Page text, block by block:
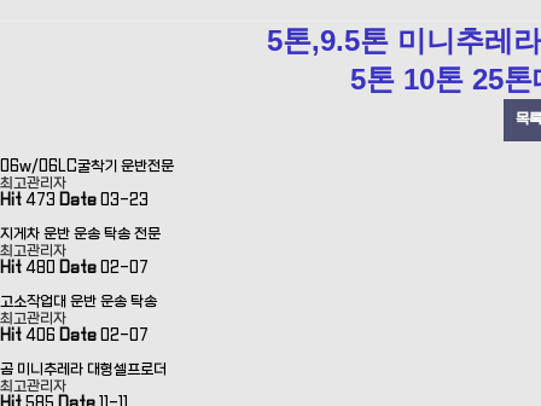
5톤,9.5톤 미니추레
5톤 10톤 25
목록
06w/06LC굴착기 운반전문
최고관리자
Hit 473 Date 03-23
지게차 운반 운송 탁송 전문
최고관리자
Hit 480 Date 02-07
고소작업대 운반 운송 탁송
최고관리자
Hit 406 Date 02-07
곰 미니추레라 대형셀프로더
최고관리자